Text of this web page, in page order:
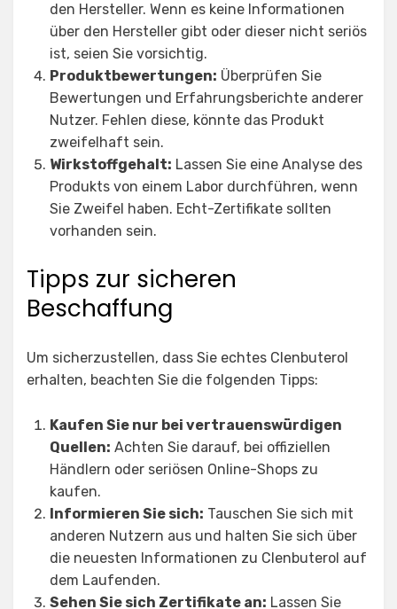
den Hersteller. Wenn es keine Informationen
über den Hersteller gibt oder dieser nicht seriös
ist, seien Sie vorsichtig.
Produktbewertungen: Überprüfen Sie
Bewertungen und Erfahrungsberichte anderer
Nutzer. Fehlen diese, könnte das Produkt
zweifelhaft sein.
Wirkstoffgehalt: Lassen Sie eine Analyse des
Produkts von einem Labor durchführen, wenn
Sie Zweifel haben. Echt-Zertifikate sollten
vorhanden sein.
Tipps zur sicheren
Beschaffung
Um sicherzustellen, dass Sie echtes Clenbuterol
erhalten, beachten Sie die folgenden Tipps:
Kaufen Sie nur bei vertrauenswürdigen
Quellen: Achten Sie darauf, bei offiziellen
Händlern oder seriösen Online-Shops zu
kaufen.
Informieren Sie sich: Tauschen Sie sich mit
anderen Nutzern aus und halten Sie sich über
die neuesten Informationen zu Clenbuterol auf
dem Laufenden.
Sehen Sie sich Zertifikate an: Lassen Sie